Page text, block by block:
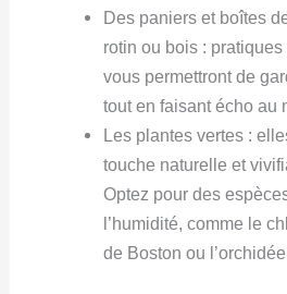
Des paniers et boîtes
rotin ou bois :
vous permettront de
tout en faisant écho au
Les plantes vertes :
touche naturelle et
Optez pour des
l’humidité, comme le
de Boston ou